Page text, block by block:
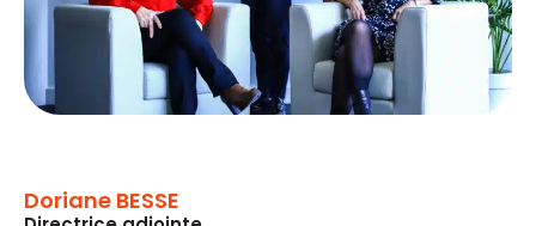
Doriane BESSE